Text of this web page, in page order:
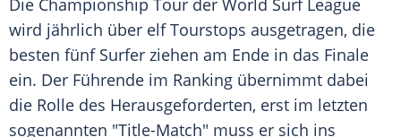
Die Championship Tour der World Surf League
wird jährlich über elf Tourstops ausgetragen, die
besten fünf Surfer ziehen am Ende in das Finale
ein. Der Führende im Ranking übernimmt dabei
die Rolle des Herausgeforderten, erst im letzten
sogenannten "Title-Match" muss er sich ins